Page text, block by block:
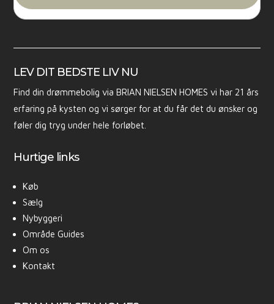
LEV DIT BEDSTE LIV NU
Find din drømmebolig via BRIAN NIELSEN HOMES vi har 21 års
erfaring på kysten og vi sørger for at du får det du ønsker og
føler dig tryg under hele forløbet.
Hurtige links
Køb
Sælg
Nybyggeri
Område Guides
Om os
Kontakt